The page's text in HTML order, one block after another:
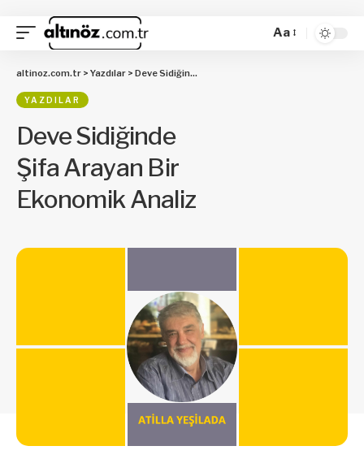
Aa
altinoz.com.tr > Yazdılar > Deve Sidiğinde Şifa Arayan Bir Ekonomik Analiz
YAZDILAR
Deve Sidiğinde
Şifa Arayan Bir
Ekonomik Analiz